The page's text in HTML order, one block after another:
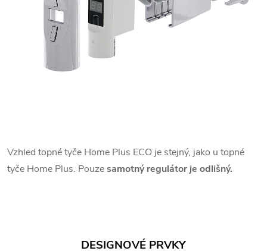
Vzhled topné tyče Home Plus ECO je stejný, jako u topné
tyče Home Plus. Pouzesamotný regulátor je odlišný.
DESIGNOVÉ PRVKY